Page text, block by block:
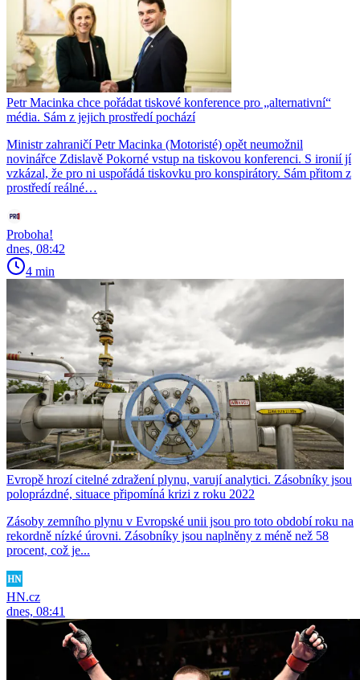
Petr Macinka chce pořádat tiskové konference pro „alternativní“
média. Sám z jejich prostředí pochází
Ministr zahraničí Petr Macinka (Motoristé) opět neumožnil
novinářce Zdislavě Pokorné vstup na tiskovou konferenci. S ironií jí
vzkázal, že pro ni uspořádá tiskovku pro konspirátory. Sám přitom z
prostředí reálné…
Proboha!
dnes, 08:42
4 min
Evropě hrozí citelné zdražení plynu, varují analytici. Zásobníky jsou
poloprázdné, situace připomíná krizi z roku 2022
Zásoby zemního plynu v Evropské unii jsou pro toto období roku na
rekordně nízké úrovni. Zásobníky jsou naplněny z méně než 58
procent, což je...
HN.cz
dnes, 08:41